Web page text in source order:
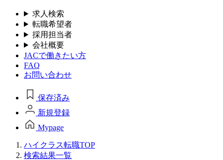
求人検索
転職希望者
採用担当者
会社概要
JACで働きたい方
FAQ
お問い合わせ
保存済み
新規登録
Mypage
ハイクラス転職TOP
検索結果一覧